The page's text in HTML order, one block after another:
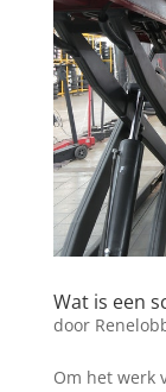
Wat is een
door
Om het werk